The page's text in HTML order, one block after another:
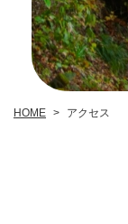
HOME > アクセス